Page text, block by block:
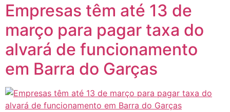
Empresas têm até 13 de
março para pagar taxa do
alvará de funcionamento
em Barra do Garças